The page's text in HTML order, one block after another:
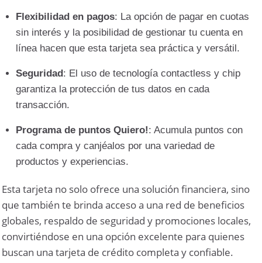
Flexibilidad en pagos: La opción de pagar en cuotas
sin interés y la posibilidad de gestionar tu cuenta en
línea hacen que esta tarjeta sea práctica y versátil.
Seguridad : El uso de tecnología contactless y chip
garantiza la protección de tus datos en cada
transacción.
Programa de puntos Quiero!: Acumula puntos con
cada compra y canjéalos por una variedad de
productos y experiencias.
Esta tarjeta no solo ofrece una solución financiera, sino
que también te brinda acceso a una red de beneficios
globales, respaldo de seguridad y promociones locales,
convirtiéndose en una opción excelente para quienes
buscan una tarjeta de crédito completa y confiable.